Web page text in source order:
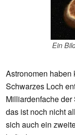
Ein
Astronomen haben
Schwarzes Loch
Milliardenfache
das ist noch nicht
sich auch ein